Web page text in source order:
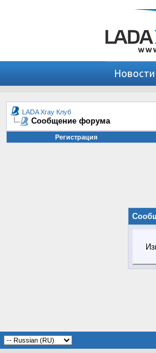
Новости
LADA Xray Клуб
Сообщение форума
Регистрация